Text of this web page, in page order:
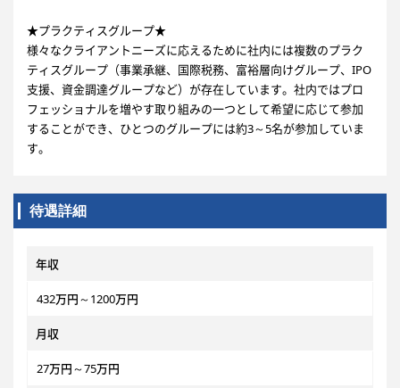
★プラクティスグループ★
様々なクライアントニーズに応えるために社内には複数のプラク
ティスグループ（事業承継、国際税務、富裕層向けグループ、IPO
支援、資金調達グループなど）が存在しています。社内ではプロ
フェッショナルを増やす取り組みの一つとして希望に応じて参加
することができ、ひとつのグループには約3～5名が参加していま
す。
待遇詳細
年収
432万円～1200万円
月収
27万円～75万円